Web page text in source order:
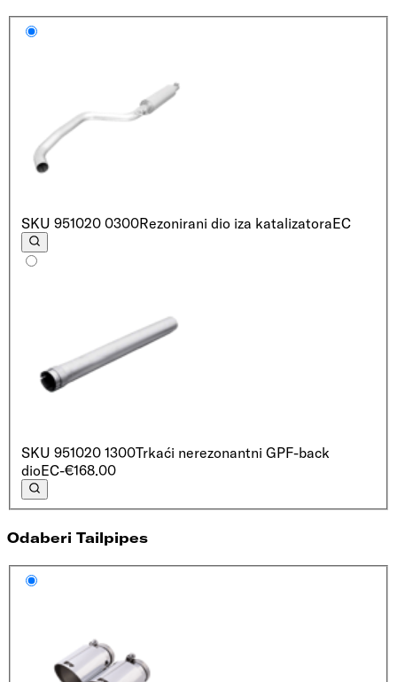
SKU 951020 0300Rezonirani dio iza katalizatoraEC
SKU 951020 1300Trkaći nerezonantni GPF-back
dioEC-€168.00
Odaberi Tailpipes